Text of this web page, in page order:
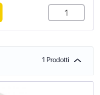
1 Prodotti